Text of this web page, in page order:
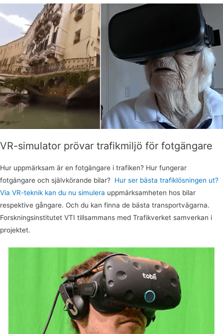
VR-simulator prövar trafikmiljö för fotgängare
Hur uppmärksam är en fotgängare i trafiken? Hur fungerar
fotgängare och självkörande bilar? Hur ser bästa trafiklösningen ut?
Via VR-teknik kan du nu simulera uppmärksamheten hos bilar
respektive gångare. Och du kan finna de bästa transportvägarna.
Forskningsinstitutet VTI tillsammans med Trafikverket samverkan i
projektet.